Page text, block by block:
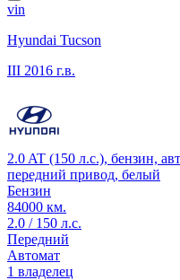
vin
Hyundai Tucson
III 2016 г.в.
2.0 AT (150 л.с.), бензин,
передний привод, белый
Бензин
84000 км.
2.0 / 150 л.с.
Передний
Автомат
1 владелец